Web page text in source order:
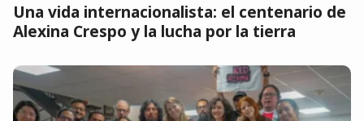
Una vida internacionalista: el centenario de
Alexina Crespo y la lucha por la tierra